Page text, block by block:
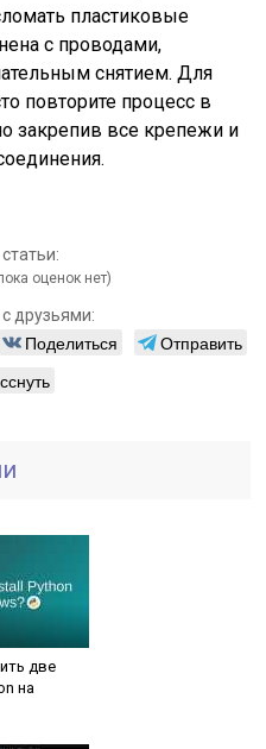
пластиковые
с проводами,
снятием. Для
повторите процесс в
закрепив все крепежи и
оценок нет)
друзьями:
Поделиться
Отправить
две
на